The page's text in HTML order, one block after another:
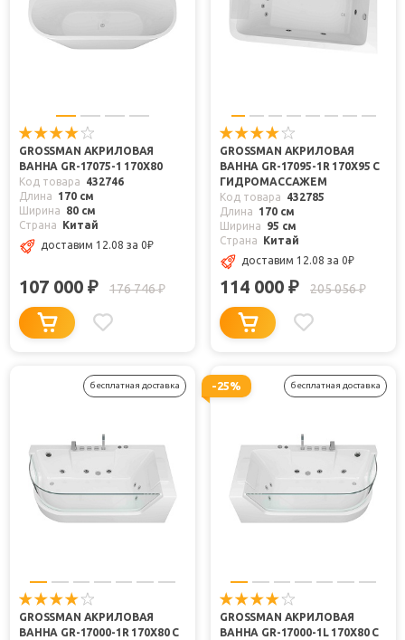
GROSSMAN АКРИЛОВАЯ
ВАННА GR-17075-1 170X80
Код товара
432746
Длина
170 см
Ширина
80 см
Страна
Китай
доставим 12.08 за 0₽
107 000 ₽ 176 746₽
GROSSMAN АКРИЛОВАЯ
ВАННА GR-17095-1R 170X95 С
ГИДРОМАССАЖЕМ
Код товара
432785
Длина
170 см
Ширина
95 см
Страна
Китай
доставим 12.08 за 0₽
114 000 ₽ 205 056₽
бесплатная доставка
GROSSMAN АКРИЛОВАЯ
ВАННА GR-17000-1R 170X80 С
-25% бесплатная доставка
GROSSMAN АКРИЛОВАЯ
ВАННА GR-17000-1L 170X80 С